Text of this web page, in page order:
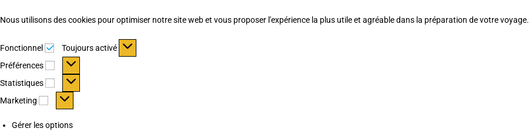
Nous utilisons des cookies pour optimiser notre site web et vous proposer l'expérience la plus utile et agréable dans la préparation de votre voyage.
Fonctionnel Fonctionnel
Toujours activé
Préférences
Préférences
Statistiques Statistiques
Marketing Marketing
Gérer les options